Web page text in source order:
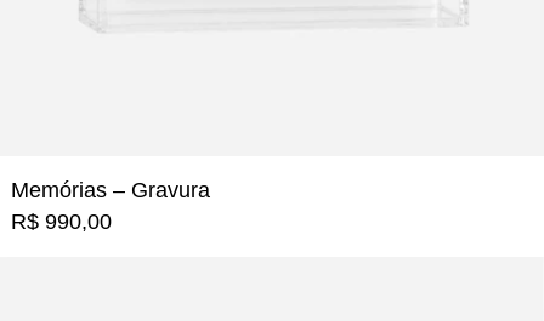
Memórias – Gravura
R$ 990,00